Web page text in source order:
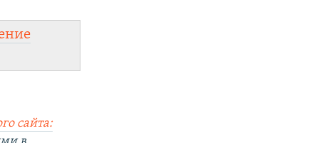
сайта: